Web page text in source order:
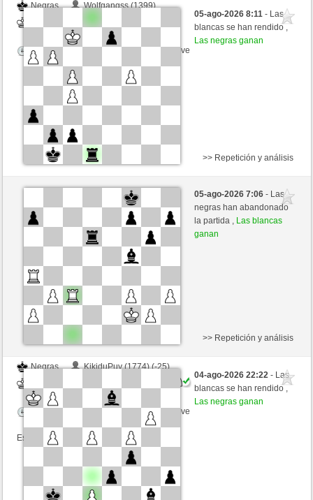
Negras
Wolfgangss (1399)
GID1955 (1582)
Tiempo: 5 minutes/side + 7 seconds/move
05-ago-2026 8:11- Las
blancas se han rendido ,
Las negras ganan
Blancas
beli_panter2 (1400) (-9)
GID1955 (1573) (+9)
Tiempo: 7 minutes/side + 8 seconds/move
>> Repetición y análisis
05-ago-2026 7:06- Las
negras han abandonado
la partida , Las blancas
ganan
Negras
KikiduPuy (1774) (-25)
Tiempo: 5 minutes/side + 8 seconds/move
Esta partida es por puntos
>> Repetición y análisis
04-ago-2026 22:22- Las
blancas se han rendido ,
Las negras ganan